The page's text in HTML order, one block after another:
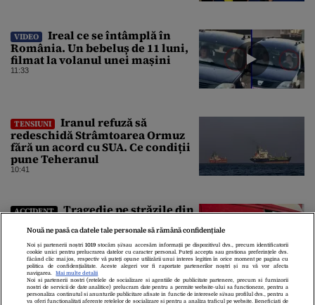
VIDEO
Ireal ce se întâmplă în
România. Un bebeluș de 11 luni,
filmat la volanul unei mașini
11:33
TENSIUNI
Iranul refuză să
redeschidă Strâmtoarea Ormuz
fără un acord cu SUA. Ce condiții
pune Teheranul
10:41
ACCIDENT
Tragedie pe străzile din
persoană a murit
10:31
Nouă ne pasă ca datele tale personale să rămână confidențiale
Noi și partenerii noștri1019 stocăm și/sau accesăm informații pe dispozitivul dvs., precum identificatorii
cookie unici pentru prelucrarea datelor cu caracter personal. Puteți accepta sau gestiona preferințele dvs.
făcând clic mai jos, respectiv vă puteți opune utilizării unui interes legitim în orice moment pe pagina cu
politica de confidențialitate. Aceste alegeri vor fi raportate partenerilor noștri și nu vă vor afecta
navigarea.
Mai multe detalii
Noi si partenerii nostri (retelele de socializare si agentiile de publicitate partenere, precum si furnizorii
nostri de servicii de date analitice) prelucram date pentru a permite website-ului sa functioneze, pentru a
personaliza continutul si anunturile publicitare afisate in functie de interesele si/sau profilul dvs., pentru a
va oferi functionalitati aferente retelelor de socializare si pentru a analiza traficul pe website. Beneficiati de